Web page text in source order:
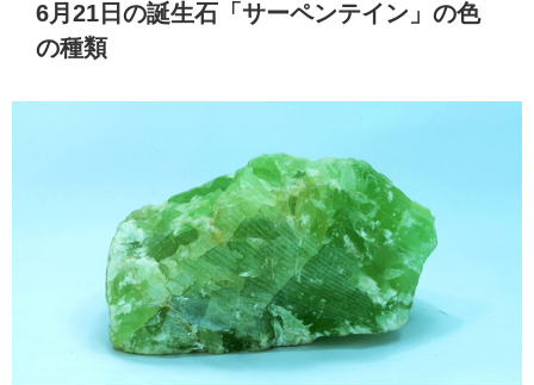
6月21日の誕生石「サーペンテイン」の色
の種類